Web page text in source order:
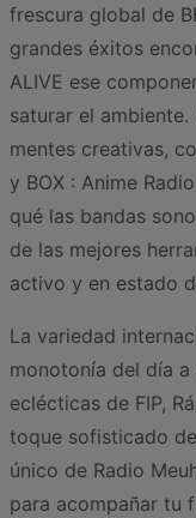
frescura global de
grandes éxitos
ALIVE ese
saturar el
mentes creativas,
y BOX : Anime
qué las bandas
de las mejores
activo y en estado
La variedad
monotonía del día
eclécticas de FIP,
toque sofisticado
único de Radio
para acompañar tu